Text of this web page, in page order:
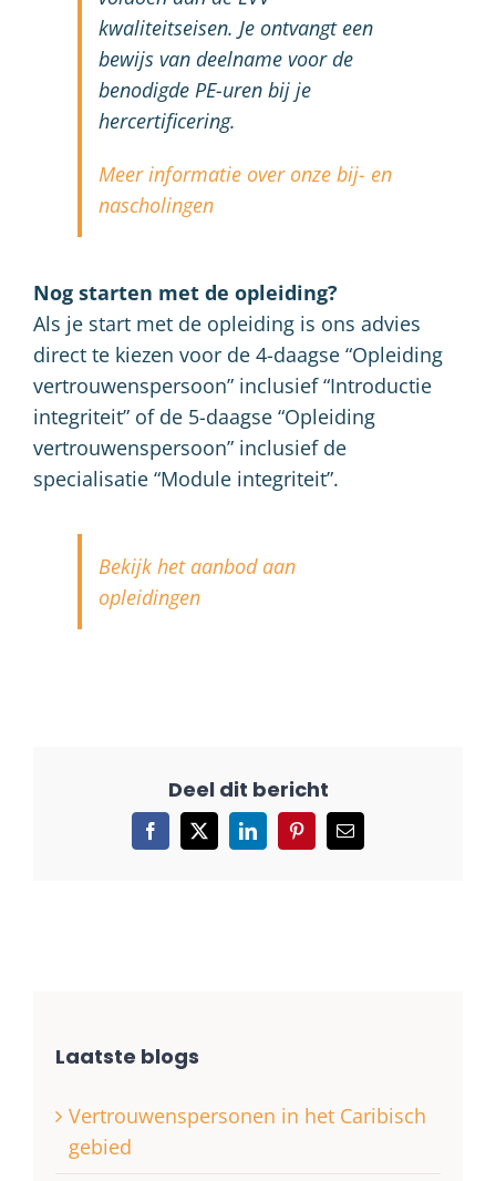
kwaliteitseisen. Je ontvangt een
bewijs van deelname voor de
benodigde PE-uren bij je
hercertificering.
Meer informatie over onze bij- en
nascholingen
Nog starten met de opleiding?
Als je start met de opleiding is ons advies
direct te kiezen voor de 4-daagse “Opleiding
vertrouwenspersoon” inclusief “Introductie
integriteit” of de 5-daagse “Opleiding
vertrouwenspersoon” inclusief de
specialisatie “Module integriteit”.
Bekijk het aanbod aan
opleidingen
Facebook
X LinkedInPinterest
E-
mail
Laatste blogs
Vertrouwenspersonen in het Caribisch
gebied